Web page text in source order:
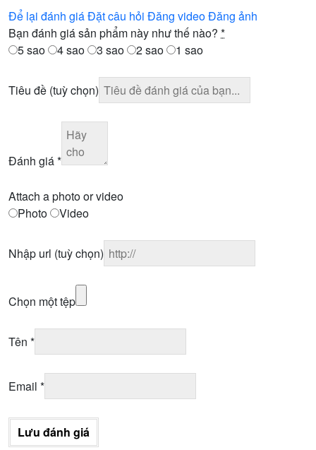
Để lại đánh giáĐặt câu hỏi Đăng videoĐăng ảnh
Bạn đánh giá sản phẩm này như thế nào? *
5 sao
4 sao 3 sao 2 sao 1 sao
Tiêu đề (tuỳ chọn)
Đánh giá*
Attach a photo or video
Photo
Video
Nhập url (tuỳ chọn)
Chọn một tệp
Tên *
Email *
Lưu đánh giá